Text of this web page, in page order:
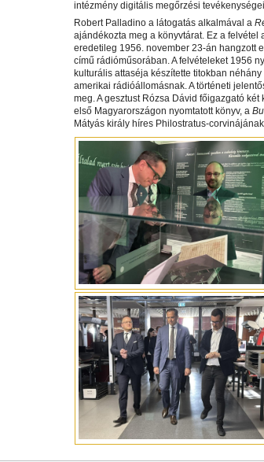
intézmény digitális megőrzési
Robert Palladino a látogatás alkalmával a
ajándékozta meg a könyvtárat. Ez a
eredetileg 1956. november 23-án hangzott
című rádióműsorában. A felvételeket 1956
kulturális attaséja készítette titokban
amerikai rádióállomásnak. A történeti
meg. A gesztust Rózsa Dávid főigazgató
első Magyarországon nyomtatott könyv, a
Mátyás király híres Philostratus-